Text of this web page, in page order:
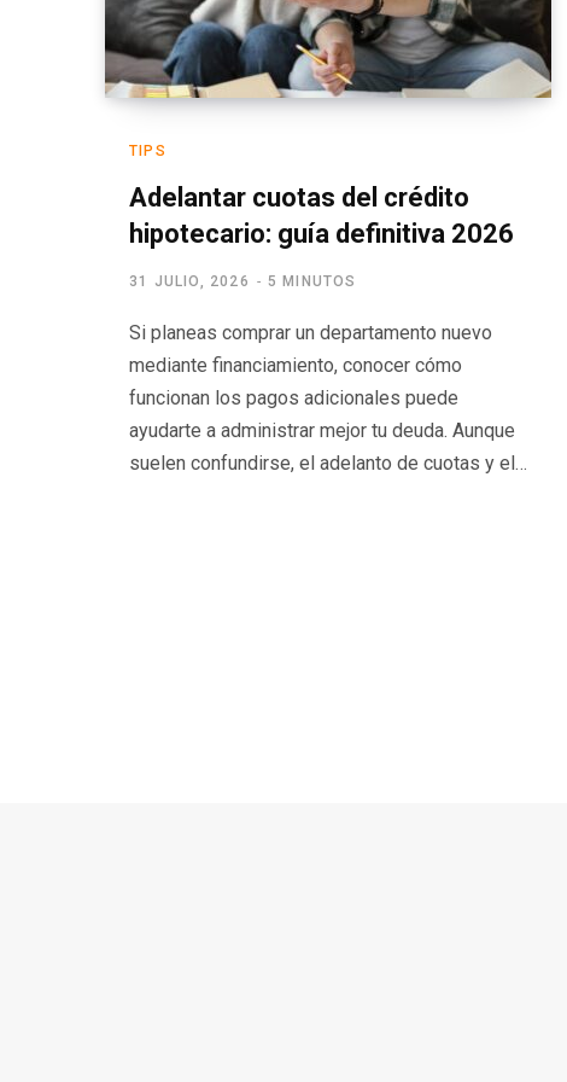
TIPS
Adelantar cuotas del crédito
hipotecario: guía definitiva 2026
31 JULIO, 2026 5 MINUTOS
Si planeas comprar un departamento nuevo
mediante financiamiento, conocer cómo
funcionan los pagos adicionales puede
ayudarte a administrar mejor tu deuda. Aunque
suelen confundirse, el adelanto de cuotas y el…